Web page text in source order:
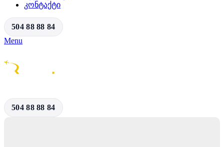
ᲙᲝᲜᲢᲐᲥᲢᲘ
504 88 88 84
Menu
504 88 88 84